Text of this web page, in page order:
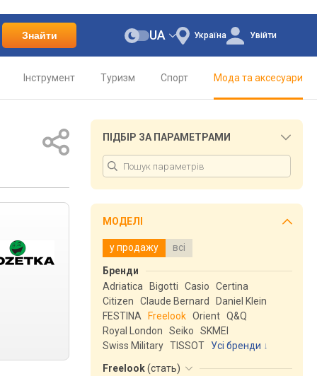
Знайти Україна
UA Увійти
Інструмент Туризм Спорт Мода та аксесуари
ПІДБІР ЗА ПАРАМЕТРАМИ
МОДЕЛІ
у продажу всі
Бренди
Adriatica
Bigotti Casio
Certina
Citizen
Claude Bernard
Daniel Klein
FESTINA
Freelook Orient Q&Q
Royal London
Seiko
SKMEI
Swiss Military TISSOT
Усі бренди
Freelook(стать)